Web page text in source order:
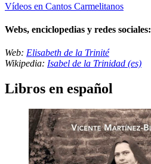
Vídeos en Cantos Carmelitanos
Webs, enciclopedias y redes sociales:
Web: Elisabeth de la Trinité
Wikipedia: Isabel de la Trinidad (es)
Libros en español